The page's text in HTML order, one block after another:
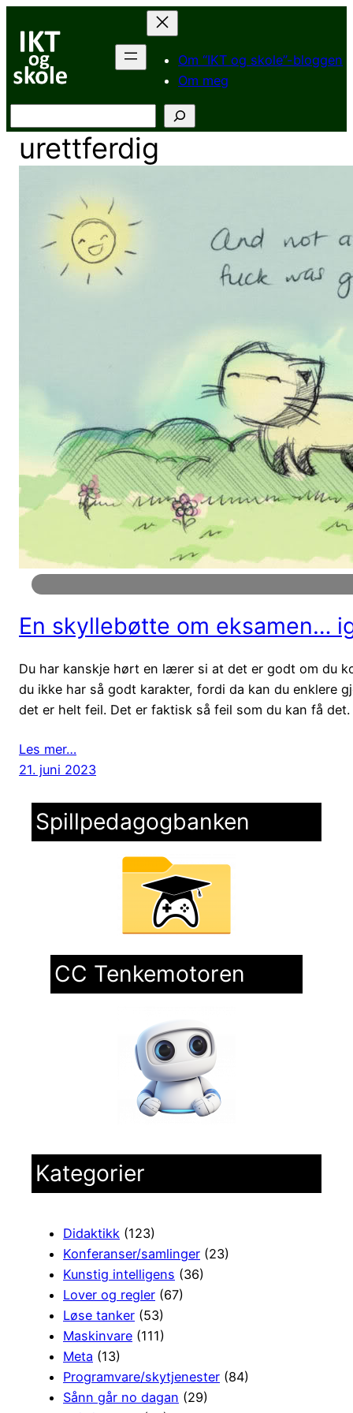
innhold
Om “IKT og skole”-bloggen
Om meg
urettferdig
En skyllebøtte om eksamen…
Du har kanskje hørt en lærer si at det er godt om du
du ikke har så godt karakter, fordi da kan du enklere
det er helt feil. Det er faktisk så feil som du kan få det.
Les mer…
21. juni 2023
Spillpedagogbanken
CC Tenkemotoren
Kategorier
Didaktikk (123)
Konferanser/samlinger (23)
Kunstig intelligens (36)
Lover og regler (67)
Løse tanker (53)
Maskinvare (111)
Meta (13)
Programvare/skytjenester (84)
Sånn går no dagan (29)